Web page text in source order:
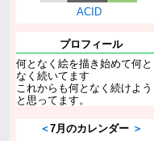
ACID
プロフィール
何となく絵を描き始めて何と
なく続いてます
これからも何となく続けよう
と思ってます。
＜7月のカレンダー ＞